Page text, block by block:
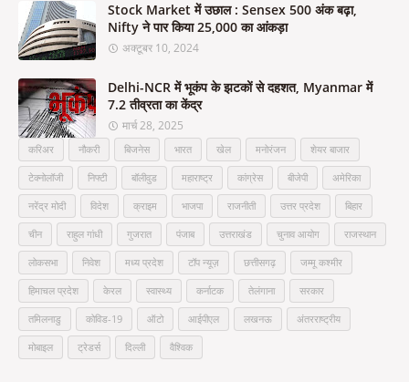
Stock Market में उछाल : Sensex 500 अंक बढ़ा,
Nifty ने पार किया 25,000 का आंकड़ा
अक्टूबर 10, 2024
Delhi-NCR में भूकंप के झटकों से दहशत, Myanmar में
7.2 तीव्रता का केंद्र
मार्च 28, 2025
करिअर नौकरी बिजनेस भारत खेल मनोरंजन शेयर बाजार
टेक्नोलॉजी निफ्टी बॉलीवुड महाराष्ट्र कांग्रेस बीजेपी अमेरिका
नरेंद्र मोदी विदेश क्राइम भाजपा राजनीती उत्तर प्रदेश बिहार
चीन राहुल गांधी गुजरात पंजाब उत्तराखंड चुनाव आयोग राजस्थान
लोकसभा निवेश मध्य प्रदेश टॉप न्यूज़ छत्तीसगढ़ जम्मू कश्मीर
हिमाचल प्रदेश केरल स्वास्थ्य कर्नाटक तेलंगाना सरकार
तमिलनाडु कोविड-19 ऑटो आईपीएल लखनऊ अंतरराष्ट्रीय
मोबाइल ट्रेडर्स दिल्ली वैश्विक